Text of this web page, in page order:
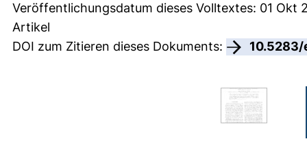
Veröffentlichungsdatum dieses Volltextes: 01 Okt
Artikel
DOI zum Zitieren dieses Dokuments: